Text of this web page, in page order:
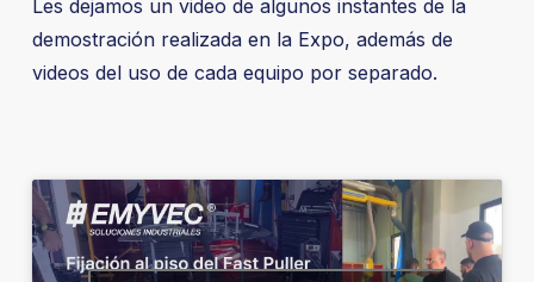
Les dejamos un video de algunos instantes de la
demostración realizada en la Expo, además de
videos del uso de cada equipo por separado.